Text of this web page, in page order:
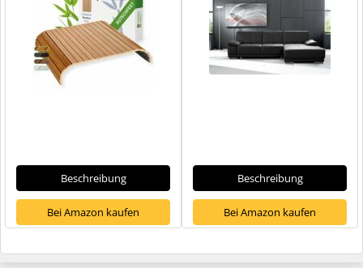
Beschreibung
Bei Amazon kaufen
Beschreibung
Bei Amazon kaufen